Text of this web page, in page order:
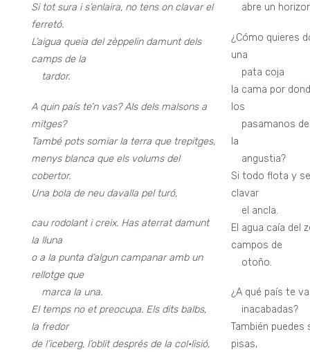
Si tot sura i s’enlaira, no tens on clavar el
ferretó.
L’aigua queia del zèppelin damunt dels
camps de la
tardor.
A quin país te’n vas? Als dels malsons a
mitges?
També pots somiar la terra que trepitges,
menys blanca que els volums del
cobertor.
Una bola de neu davalla pel turó,
cau rodolant i creix. Has aterrat damunt
la lluna
o a la punta d’algun campanar amb un
rellotge que
marca la una.
El temps no et preocupa. Els dits balbs,
la fredor
de l’iceberg, l’oblit després de la col•lisió,
abre un
¿Cómo quieres
una
pata coja
la cama por
los
pasamanos
la
angustia?
Si todo flota y
clavar
el ancla.
El agua caía del
campos de
otoño.
¿A qué país te
inacabadas?
También puedes
pisas,